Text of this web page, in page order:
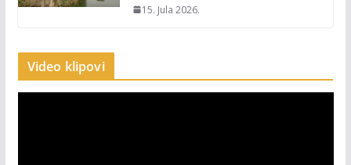
15. Jula 2026.
Video klipovi